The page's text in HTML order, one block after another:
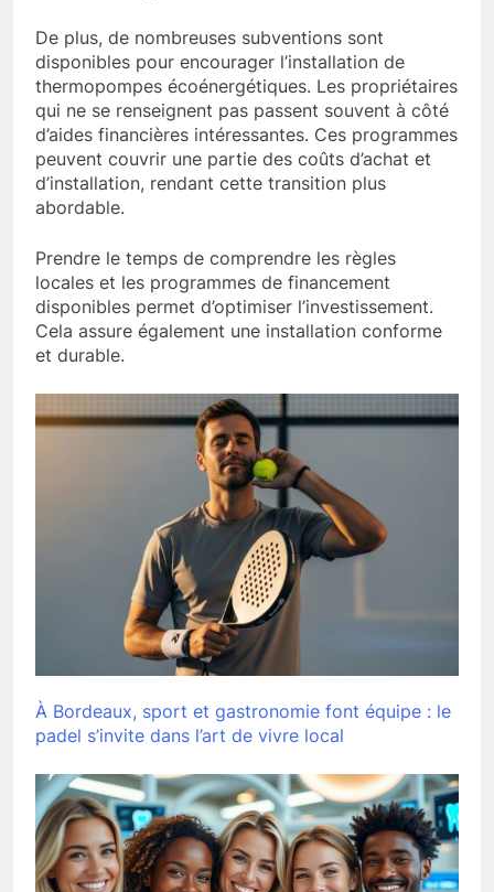
De plus, de nombreuses subventions sont
disponibles pour encourager l’installation de
thermopompes écoénergétiques. Les propriétaires
qui ne se renseignent pas passent souvent à côté
d’aides financières intéressantes. Ces programmes
peuvent couvrir une partie des coûts d’achat et
d’installation, rendant cette transition plus
abordable.
Prendre le temps de comprendre les règles
locales et les programmes de financement
disponibles permet d’optimiser l’investissement.
Cela assure également une installation conforme
et durable.
À Bordeaux, sport et gastronomie font équipe : le
padel s’invite dans l’art de vivre local